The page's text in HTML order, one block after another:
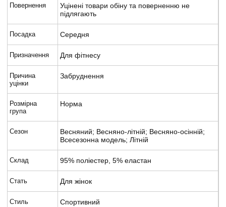
Повернення
Уцінені товари обіну та поверненню не
підлягають
Посадка Середня
Призначення Для фітнесу
Причина
уцінки
Забруднення
Розмірна
група
Норма
Сезон
Весняний; Весняно-літній; Весняно-осінній;
Всесезонна модель; Літній
Склад 95% поліестер, 5% еластан
Стать Для жінок
Стиль Спортивний